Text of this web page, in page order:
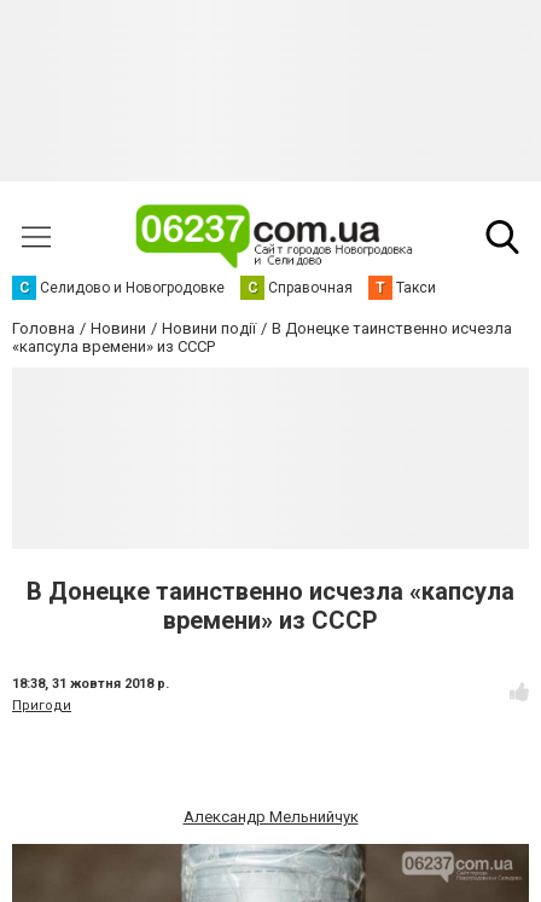
С Селидово и Новогродовке С Справочная Т Такси
Головна Новини Новини події
В Донецке таинственно исчезла
«капсула времени» из СССР
В Донецке таинственно исчезла «капсула
времени» из СССР
18:38, 31 жовтня 2018 р.
Пригоди
Александр Мельнийчук